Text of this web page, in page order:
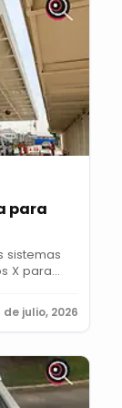
para
sistemas
X para...
de julio, 2026